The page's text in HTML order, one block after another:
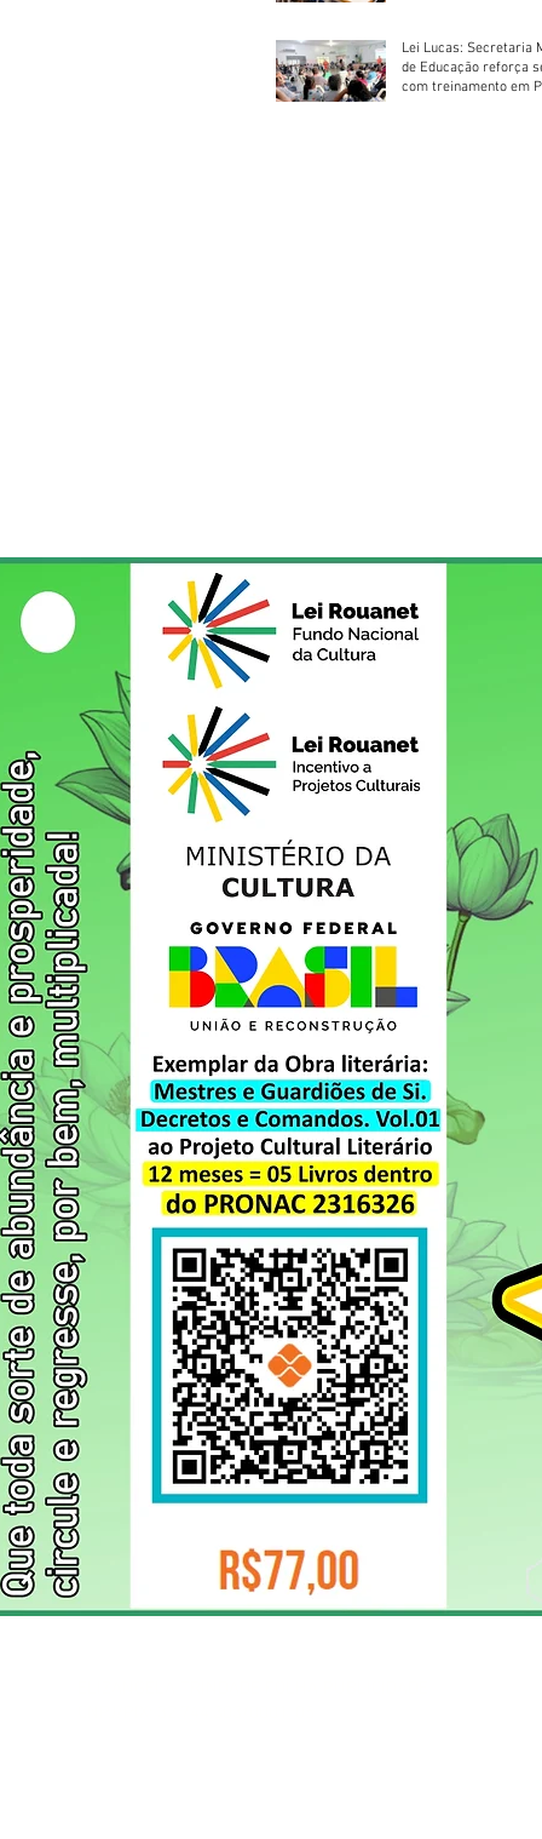
Lei Lucas: Secretaria
de Educação reforça
com treinamento em